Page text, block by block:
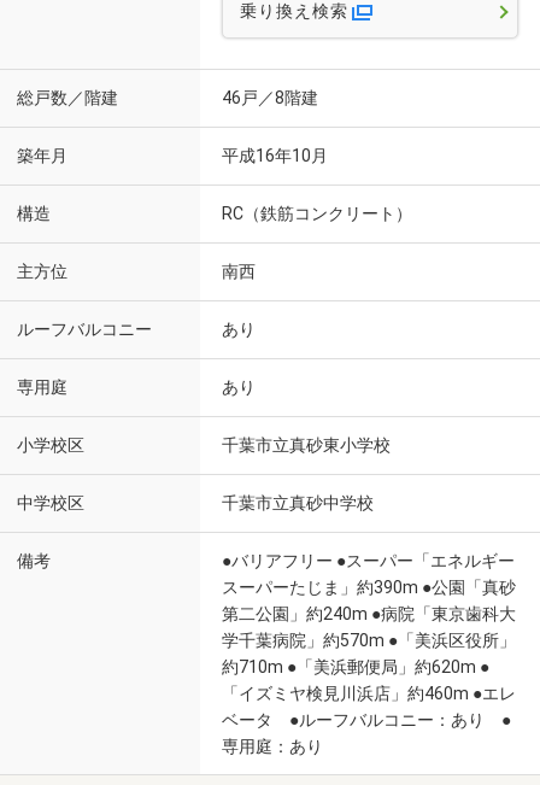
乗り換え検索
総戸数／階建 46戸／8階建
築年月 平成16年10月
構造 RC（鉄筋コンクリート）
主方位 南西
ルーフバルコニー あり
専用庭 あり
小学校区 千葉市立真砂東小学校
中学校区 千葉市立真砂中学校
備考
●バリアフリー ●スーパー「エネルギー
スーパーたじま」約390m ●公園「真砂
第二公園」約240m ●病院「東京歯科大
学千葉病院」約570m ●「美浜区役所」
約710m ●「美浜郵便局」約620m ●
「イズミヤ検見川浜店」約460m ●エレ
ベータ ●ルーフバルコニー：あり ●
専用庭：あり